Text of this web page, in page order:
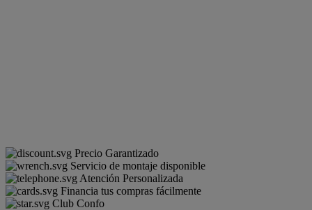
Precio Garantizado
Servicio de montaje disponible
Atención Personalizada
Financia tus compras fácilmente
Club Confo